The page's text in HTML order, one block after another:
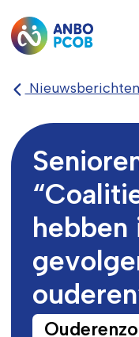
Nieuwsberichten
hebben